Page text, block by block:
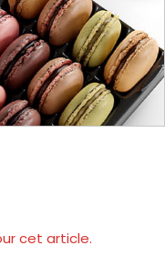
cet article.